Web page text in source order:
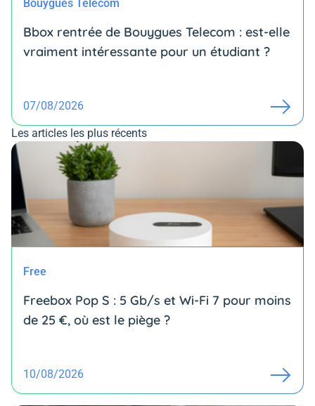
Bouygues Telecom
Bbox rentrée de Bouygues Telecom : est-elle
vraiment intéressante pour un étudiant ?
07/08/2026
Les articles les plus récents
Free
Freebox Pop S : 5 Gb/s et Wi-Fi 7 pour moins
de 25 €, où est le piège ?
10/08/2026